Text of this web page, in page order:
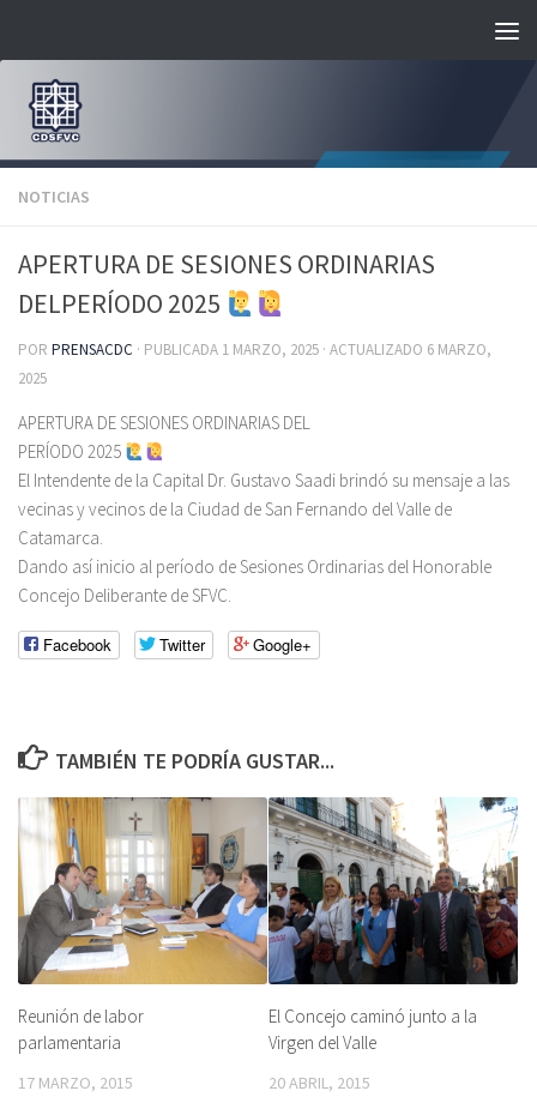
NOTICIAS
APERTURA DE SESIONES ORDINARIAS
DELPERÍODO 2025
POR PRENSACDC · PUBLICADA 1 MARZO, 2025 · ACTUALIZADO 6 MARZO,
2025
APERTURA DE SESIONES ORDINARIAS DEL
PERÍODO 2025
El Intendente de la Capital Dr. Gustavo Saadi brindó su mensaje a las
vecinas y vecinos de la Ciudad de San Fernando del Valle de
Catamarca.
Dando así inicio al período de Sesiones Ordinarias del Honorable
Concejo Deliberante de SFVC.
Facebook Twitter Google+
TAMBIÉN TE PODRÍA GUSTAR...
Reunión de labor
parlamentaria
17 MARZO, 2015
El Concejo caminó junto a la
Virgen del Valle
20 ABRIL, 2015